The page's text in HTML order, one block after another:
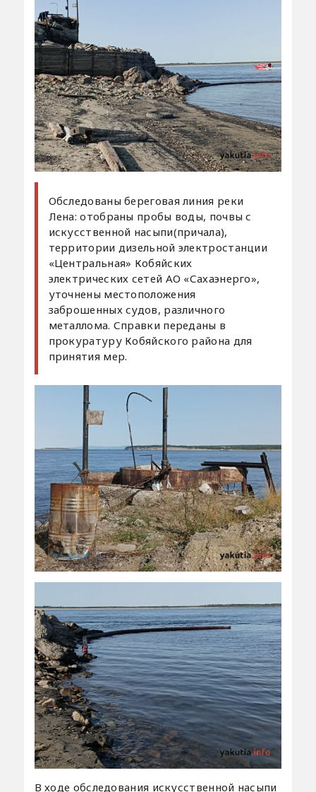
Обследованы береговая линия реки
Лена: отобраны пробы воды, почвы с
искусственной насыпи(причала),
территории дизельной электростанции
«Центральная» Кобяйских
электрических сетей АО «Сахаэнерго»,
уточнены местоположения
заброшенных судов, различного
металлома. Справки переданы в
прокуратуру Кобяйского района для
принятия мер.
В ходе обследования искусственной насыпи